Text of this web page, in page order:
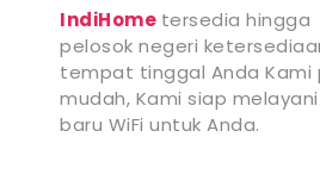
IndiHome tersedia hingga
pelosok negeri
tempat tinggal Anda Kami
mudah, Kami siap
baru WiFi untuk Anda.